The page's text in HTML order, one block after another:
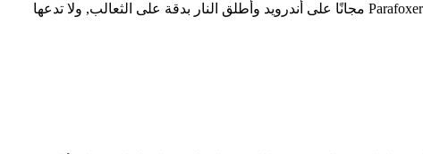
Parafoxers لعبة أكشن مسلية ومليئة بالحيوية لأجهزة أندرويد. شخصيتك هي أرنب شجاع مستعد للقتال ضد الثعالب المقاتلة. حمّل Parafoxers مجانًا على أندرويد وأطلق النار بدقة على الثعالب, ولا تدعها